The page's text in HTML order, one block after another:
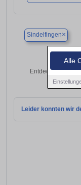
Alle
Sindelfingen×
Entdecken Sie in
Leider konnten wir